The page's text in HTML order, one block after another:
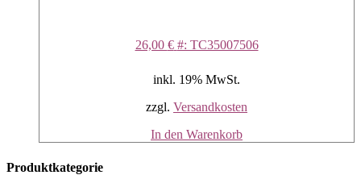
26,00 € #: TC35007506
inkl. 19% MwSt.
zzgl. Versandkosten
In den Warenkorb
Produktkategorie